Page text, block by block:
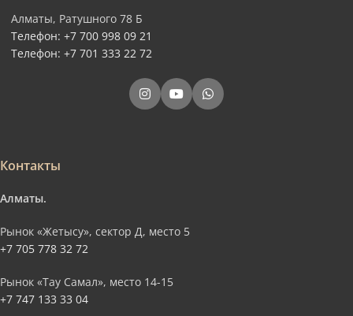
Алматы, Ратушного 78 Б
Телефон: +7 700 998 09 21
Телефон: +7 701 333 22 72
Контакты
Алматы.
Рынок «Жетысу», сектор Д, место 5
+7 705 778 32 72
Рынок «Тау Самал», место 14-15
+7 747 133 33 04